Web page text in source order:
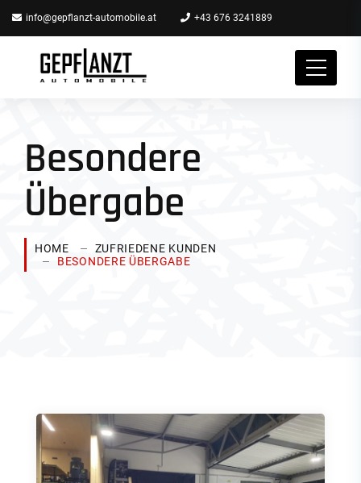
info@gepflanzt-automobile.at +43 676 3241889
Besondere
Übergabe
HOME
ZUFRIEDENE KUNDEN
BESONDERE ÜBERGABE